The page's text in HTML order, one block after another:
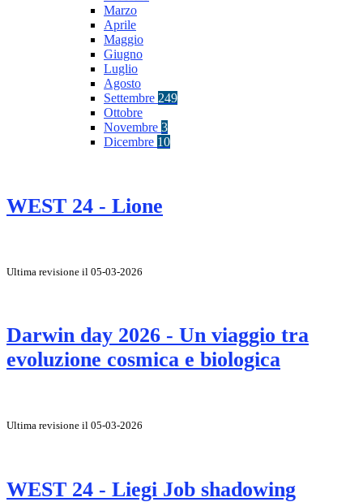
Marzo
Aprile
Maggio
Giugno
Luglio
Agosto
Settembre 249
Ottobre
Novembre 3
Dicembre 10
WEST 24 - Lione
Ultima revisione il 05-03-2026
Darwin day 2026 - Un viaggio tra
evoluzione cosmica e biologica
Ultima revisione il 05-03-2026
WEST 24 - Liegi Job shadowing